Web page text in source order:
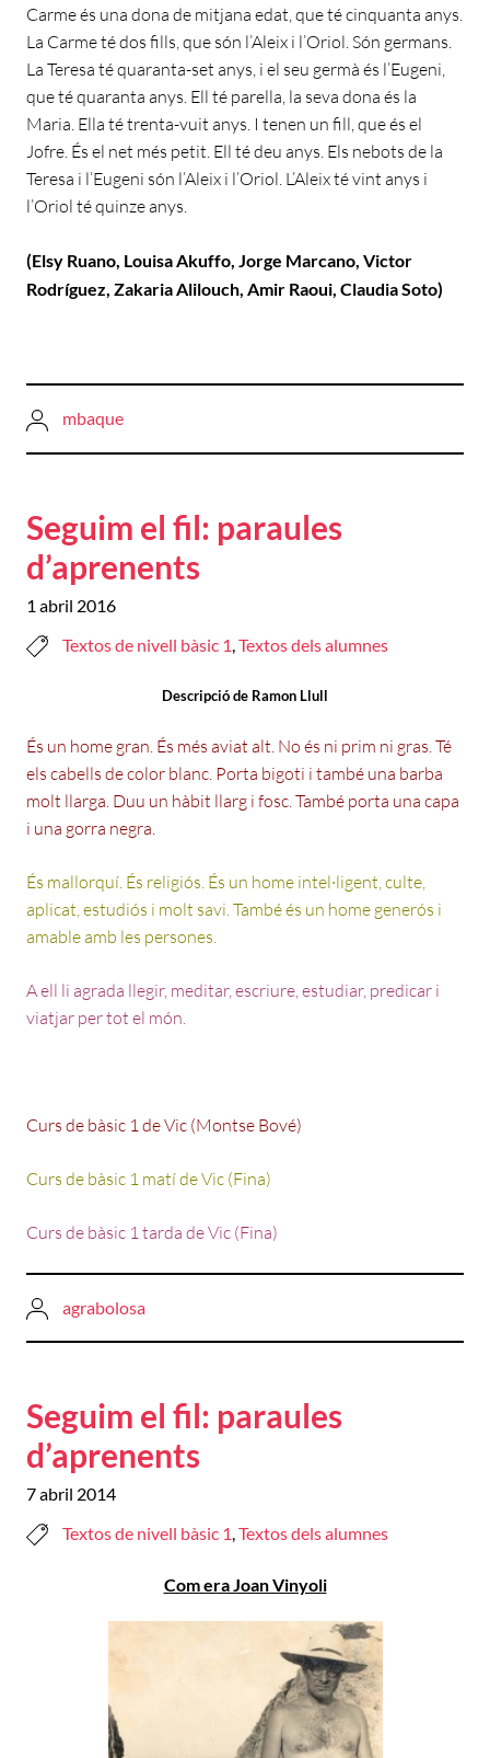
Carme és una dona de mitjana edat, que té cinquanta anys.
La Carme té dos fills, que són l’Aleix i l’Oriol. Són germans.
La Teresa té quaranta-set anys, i el seu germà és l’Eugeni,
que té quaranta anys. Ell té parella, la seva dona és la
Maria. Ella té trenta-vuit anys. I tenen un fill, que és el
Jofre. És el net més petit. Ell té deu anys. Els nebots de la
Teresa i l’Eugeni són l’Aleix i l’Oriol. L’Aleix té vint anys i
l’Oriol té quinze anys.
(Elsy Ruano, Louisa Akuffo, Jorge Marcano, Victor
Rodríguez, Zakaria Alilouch, Amir Raoui, Claudia Soto)
mbaque
Seguim el fil: paraules
d’aprenents
1 abril 2016
Textos de nivell bàsic 1,Textos dels alumnes
Descripció de Ramon Llull
És un home gran. És més aviat alt. No és ni prim ni gras. Té
els cabells de color blanc. Porta bigoti i també una barba
molt llarga. Duu un hàbit llarg i fosc. També porta una capa
i una gorra negra.
És mallorquí. És religiós. És un home intel·ligent, culte,
aplicat, estudiós i molt savi. També és un home generós i
amable amb les persones.
A ell li agrada llegir, meditar, escriure, estudiar, predicar i
viatjar per tot el món.
Curs de bàsic 1 de Vic (Montse Bové)
Curs de bàsic 1 matí de Vic (Fina)
Curs de bàsic 1 tarda de Vic (Fina)
agrabolosa
Seguim el fil: paraules
d’aprenents
7 abril 2014
Textos de nivell bàsic 1,Textos dels alumnes
Com era Joan Vinyoli